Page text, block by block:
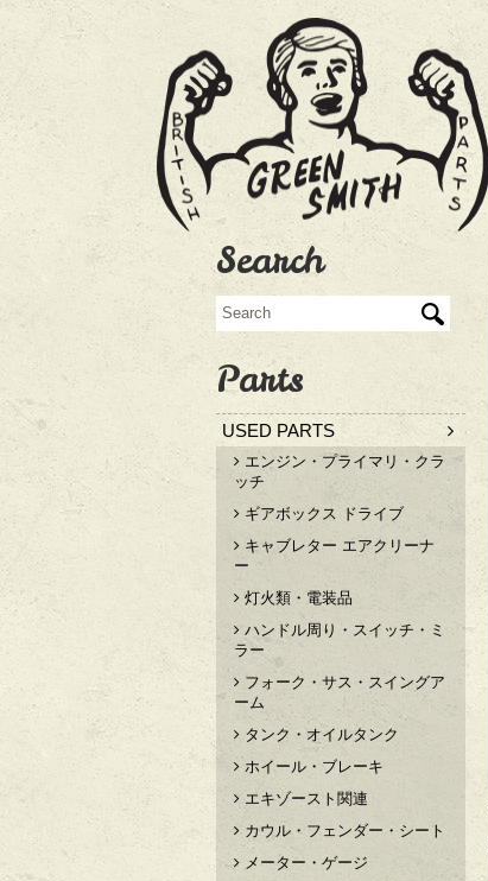
Search
Parts
USED PARTS
エンジン・プライマリ・クラ
ッチ
ギアボックス ドライブ
キャブレター エアクリーナ
ー
灯火類・電装品
ハンドル周り・スイッチ・ミ
ラー
フォーク・サス・スイングア
ーム
タンク・オイルタンク
ホイール・ブレーキ
エキゾースト関連
カウル・フェンダー・シート
メーター・ゲージ